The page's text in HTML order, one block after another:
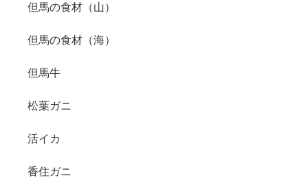
但馬の食材（山）
但馬の食材（海）
但馬牛
松葉ガニ
活イカ
香住ガニ